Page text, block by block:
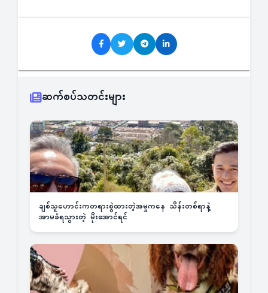
ဆက်စပ်သတင်းများ
ချစ်သူဟောင်းကတရားစွဲထားတဲ့အမှုကနေ သိန်းတစ်ရာနဲ့
အာမခံရသွားတဲ့ မိုးအောင်ရင်